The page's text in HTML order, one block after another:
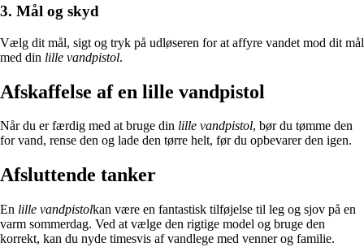
3. Mål og skyd
Vælg dit mål, sigt og tryk på udløseren for at affyre vandet mod dit mål
med din lille vandpistol.
Afskaffelse af en lille vandpistol
Når du er færdig med at bruge din lille vandpistol, bør du tømme den
for vand, rense den og lade den tørre helt, før du opbevarer den igen.
Afsluttende tanker
En lille vandpistolkan være en fantastisk tilføjelse til leg og sjov på en
varm sommerdag. Ved at vælge den rigtige model og bruge den
korrekt, kan du nyde timesvis af vandlege med venner og familie.